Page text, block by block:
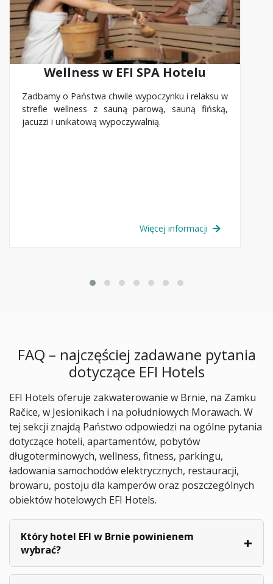
Wellness w EFI SPA Hotelu
Zadbamy o Państwa chwile wypoczynku i relaksu w
strefie wellness z sauną parową, sauną fińską,
jacuzzi i unikatową wypoczywalnią.
Więcej informacji
FAQ – najczęściej zadawane pytania
dotyczące EFI Hotels
EFI Hotels oferuje zakwaterowanie w Brnie, na Zamku
Račice, w Jesionikach i na południowych Morawach. W
tej sekcji znajdą Państwo odpowiedzi na ogólne pytania
dotyczące hoteli, apartamentów, pobytów
długoterminowych, wellness, fitness, parkingu,
ładowania samochodów elektrycznych, restauracji,
browaru, postoju dla kamperów oraz poszczególnych
obiektów hotelowych EFI Hotels.
Który hotel EFI w Brnie powinienem
wybrać?